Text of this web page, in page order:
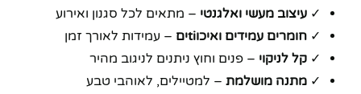
✓ עיצוב מעשי ואלגנטי – מתאים לכל סגנון ואירוע
✓ חומרים עמידים ואיכוtiים
– עמידות לאורך זמן
✓ קל לניקוי – פנים וחוץ ניתנים לניגוב מהיר
✓ מתנה מושלמת – למטיילים, לאוהבי טבע